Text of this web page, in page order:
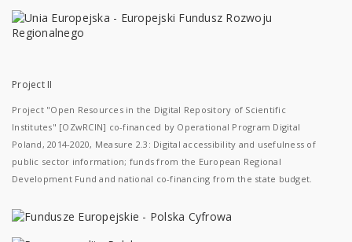
Project II
Project "Open Resources in the Digital Repository of Scientific
Institutes" [OZwRCIN] co-financed by Operational Program Digital
Poland, 2014-2020, Measure 2.3: Digital accessibility and usefulness of
public sector information; funds from the European Regional
Development Fund and national co-financing from the state budget.